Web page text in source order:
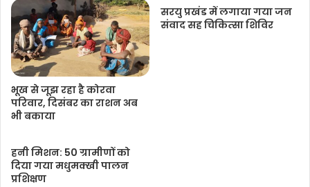
भूख से जूझ रहा है कोरवा
परिवार, दिसंबर का राशन अब
भी बकाया
सरयु प्रखंड में लगाया गया जन
संवाद सह चिकित्‍सा शिविर
हनी मिशन: 50 ग्रामीणों को
दिया गया मधुमक्खी पालन
प्रशिक्षण